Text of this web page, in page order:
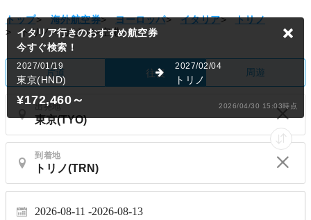
トップ> 海外航空券> ヨーロッパ> イタリア>
トリノ
>
トリノ・カゼッレ空港
片道 往復 周遊
出発地
到着地
2026-08-11 2026-08-13
イタリア行きのおすすめ航空券
今すぐ検索！
2027/01/19
東京(HND)
2027/02/04
トリノ
¥172,460～ 2026/04/30 15:03時点